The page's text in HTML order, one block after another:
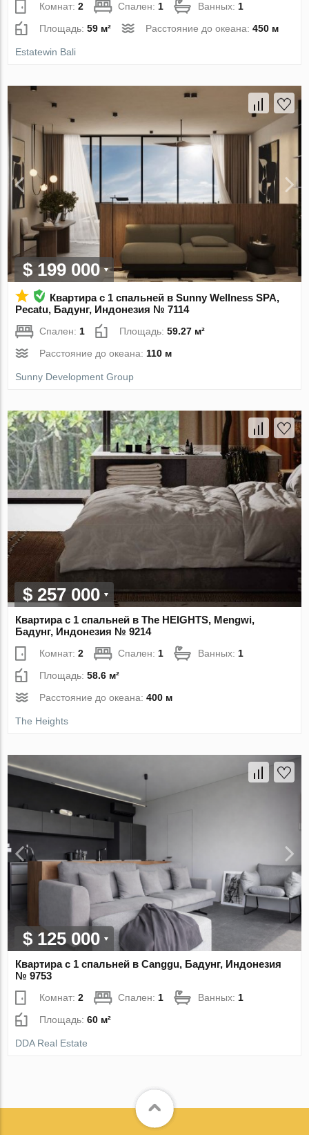
Комнат:2 Спален:1 Ванных:1
Площадь:59 м² Расстояние до океана:450 м
Estatewin Bali
$ 199 000
Квартира с 1 спальней в Sunny Wellness SPA,
Pecatu, Бадунг, Индонезия № 7114
Спален: 1 Площадь:59.27 м²
Расстояние до океана: 110 м
Sunny Development Group
$ 257 000
Квартира с 1 спальней в The HEIGHTS, Mengwi,
Бадунг, Индонезия № 9214
Комнат:2 Спален: 1 Ванных: 1
Площадь:58.6 м²
Расстояние до океана:400 м
The Heights
$ 125 000
Квартира с 1 спальней в Canggu, Бадунг, Индонезия
№ 9753
Комнат:2 Спален: 1 Ванных: 1
Площадь:60 м²
DDA Real Estate